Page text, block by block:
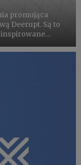
promująca
Deerupt. Są to
z